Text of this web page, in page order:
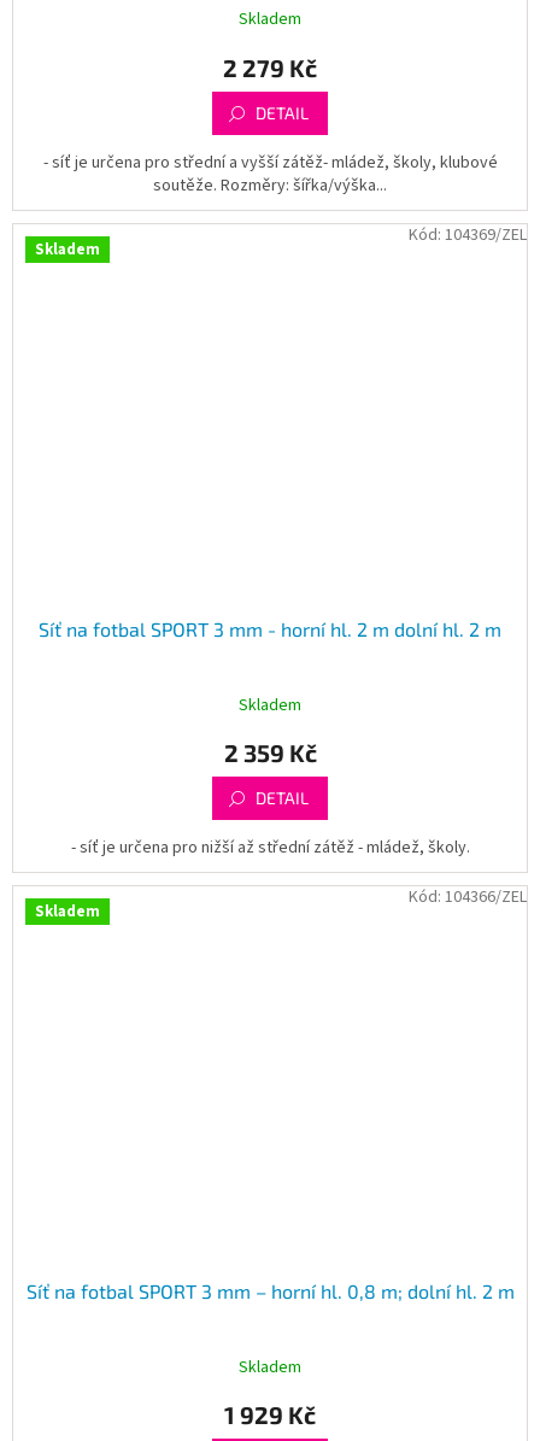
Skladem
2 279 Kč
DETAIL
- síť je určena pro střední a vyšší zátěž- mládež, školy, klubové
soutěže. Rozměry: šířka/výška...
Skladem
Síť na fotbal SPORT 3 mm - horní hl. 2 m dolní hl. 2 m
Skladem
2 359 Kč
DETAIL
- síť je určena pro nižší až střední zátěž - mládež, školy.
Kód: 104369/ZEL
Skladem
Síť na fotbal SPORT 3 mm – horní hl. 0,8 m; dolní hl. 2 m
Skladem
1 929 Kč
Kód: 104366/ZEL